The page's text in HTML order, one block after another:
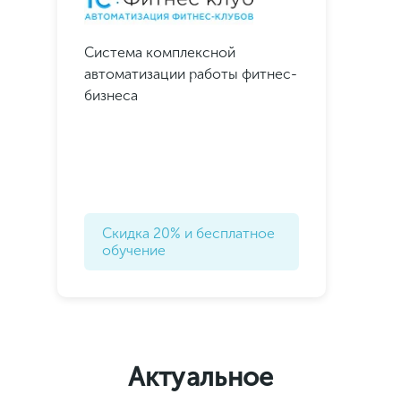
Система комплексной
автоматизации работы фитнес-
бизнеса
Скидка 20% и бесплатное
обучение
Актуальное